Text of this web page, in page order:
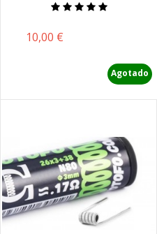
Precio
10,00 €
Agotado